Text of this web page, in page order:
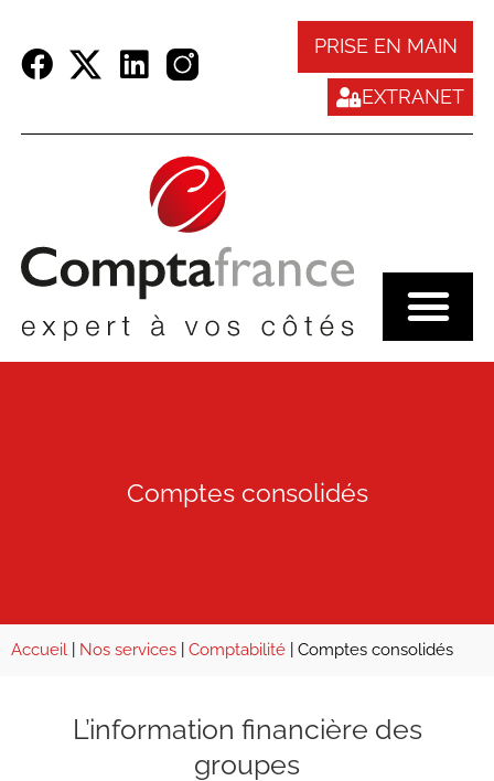
PRISE EN MAIN
EXTRANET
Comptes consolidés
Accueil Nos services Comptabilité Comptes consolidés
L’information financière des
groupes